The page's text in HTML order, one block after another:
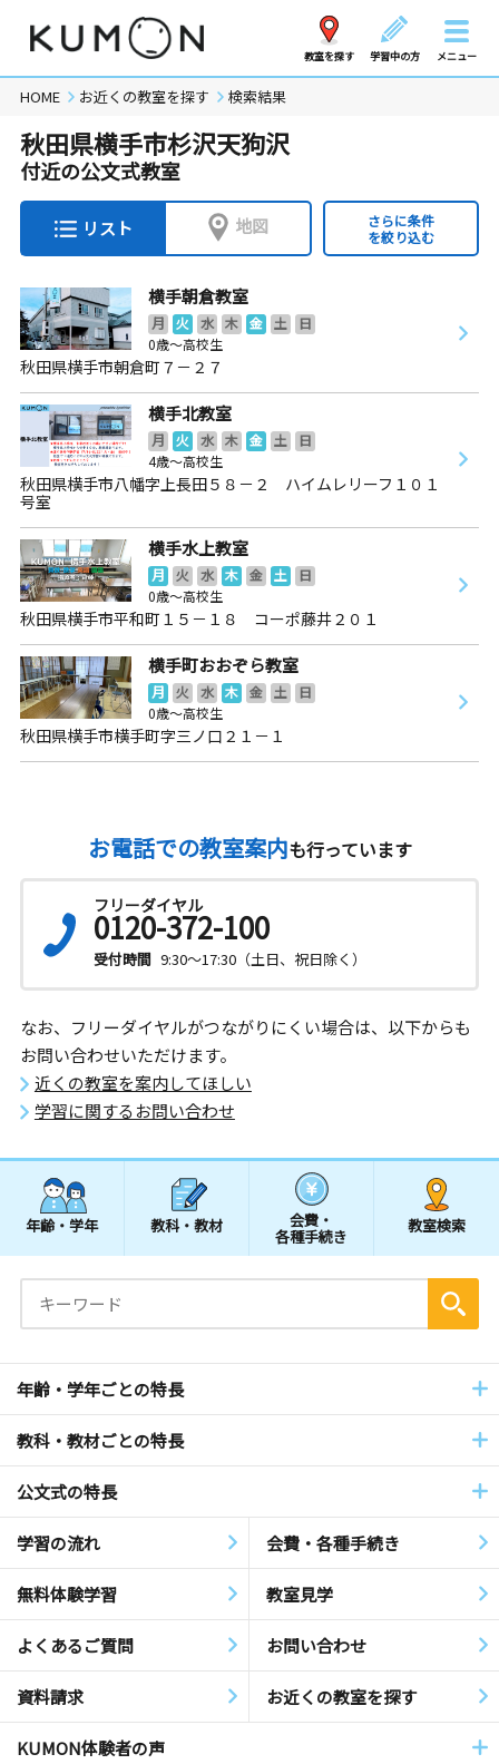
教室を探す 学習中の方 メニュー
HOME お近くの教室を探す 検索結果
秋田県横手市杉沢天狗沢
付近の公文式教室
リスト 地図
さらに条件
を絞り込む
横手朝倉教室
月 火 水 木 金 土
日
0歳～高校生
秋田県横手市朝倉町７－２７
横手北教室
月 火 水 木 金 土
日
4歳～高校生
秋田県横手市八幡字上長田５８－２ ハイムレリーフ１０１
号室
横手水上教室
月 火 水 木 金 土
日
0歳～高校生
秋田県横手市平和町１５－１８ コーポ藤井２０１
横手町おおぞら教室
月 火 水 木 金 土
日
0歳～高校生
秋田県横手市横手町字三ノ口２１－１
お電話での教室案内も行っています
フリーダイヤル
0120-372-100
受付時間 9:30～17:30（土日、祝日除く）
なお、フリーダイヤルがつながりにくい場合は、以下からも
お問い合わせいただけます。
近くの教室を案内してほしい
学習に関するお問い合わせ
年齢・学年 教科・教材 会費・
各種手続き
教室検索
年齢・学年ごとの特長
教科・教材ごとの特長
公文式の特長
学習の流れ 会費・各種手続き
無料体験学習 教室見学
よくあるご質問 お問い合わせ
資料請求 お近くの教室を探す
KUMON体験者の声